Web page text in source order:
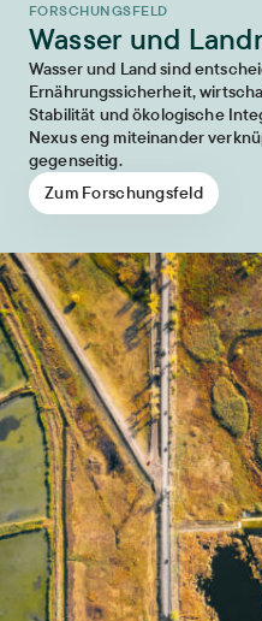
FORSCHUNGSFELD
Wasser und
Wasser und Land sind
Ernährungssicherheit,
Stabilität und ökologische
Nexus eng miteinander
gegenseitig.
Zum Forschungsfeld